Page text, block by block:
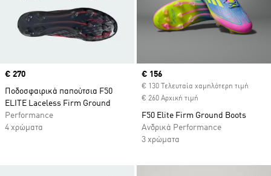
Price
€ 270
Ποδοσφαιρικά παπούτσια F50
ELITE Laceless Firm Ground
Performance
4 χρώματα
Current price
€ 156
€ 130 Τελευταία χαμηλότερη τιμή
€ 260 Αρχική τιμή
F50 Elite Firm Ground Boots
Ανδρικά Performance
3 χρώματα